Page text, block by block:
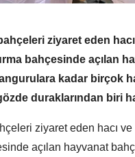
ziyaret eden
bahçesinde açılan
kadar birçok
duraklarından biri
ziyaret eden hacı
açılan hayvanat